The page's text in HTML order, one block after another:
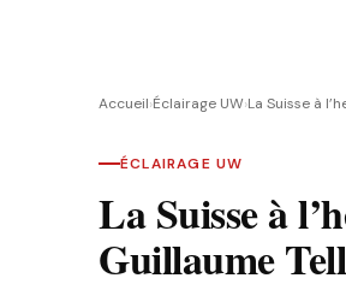
Accueil›Éclairage UW›La Suisse à
ÉCLAIRAGE UW
La Suisse à
Guillaume Tell